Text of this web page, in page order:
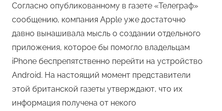
Согласно опубликованному в газете «Телеграф»
сообщению, компания Apple уже достаточно
давно вынашивала мысль о создании отдельного
приложения, которое бы помогло владельцам
iPhone беспрепятственно перейти на устройство
Android. На настоящий момент представители
этой британской газеты утверждают, что их
информация получена от некого